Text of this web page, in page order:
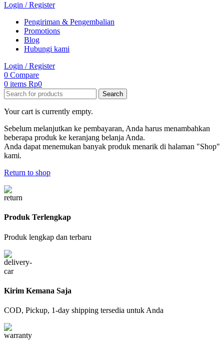
Login / Register
Pengiriman & Pengembalian
Promotions
Blog
Hubungi kami
Login / Register
0 Compare
0 items Rp0
Search
Your cart is currently empty.
Sebelum melanjutkan ke pembayaran, Anda harus menambahkan
beberapa produk ke keranjang belanja Anda.
Anda dapat menemukan banyak produk menarik di halaman "Shop"
kami.
Return to shop
Produk Terlengkap
Produk lengkap dan terbaru
Kirim Kemana Saja
COD, Pickup, 1-day shipping tersedia untuk Anda